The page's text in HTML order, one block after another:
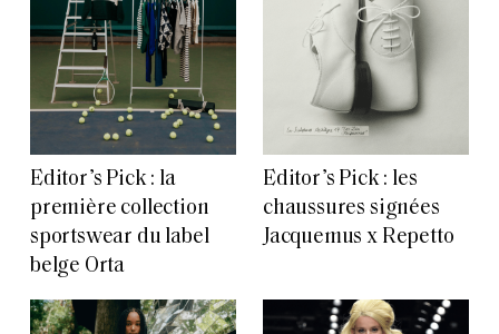
Editor’s Pick : la
première collection
sportswear du label
belge Orta
Editor’s Pick : les
chaussures signées
Jacquemus x Repetto